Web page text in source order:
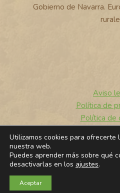
Gobierno de Navarra.
© 2026
Aviso
Política de
Política de
Utilizamos cookies para ofrecerte
nuestra web.
Puedes aprender más sobre qué
desactivarlas en los ajustes.
Aceptar